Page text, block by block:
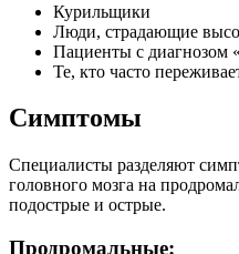
Курильщики
Люди, страдающие
Пациенты с диагнозом
Те, кто часто
Симптомы
Специалисты разделяют
головного мозга на
подострые и острые.
Продромальные: